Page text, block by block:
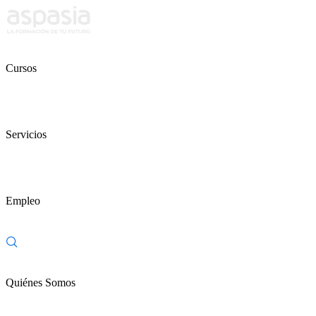
Cursos
Servicios
Empleo
Quiénes Somos